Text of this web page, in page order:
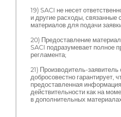
19) SACI не несет
и другие расходы, связанные
материалов для подачи
20) Предоставление
SACI подразумевает полное
регламента;
21) Производитель-заявитель
добросовестно гарантирует,
предоставленная
действительности как на
в дополнительных